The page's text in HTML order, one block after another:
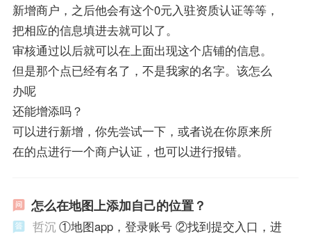
新增商户，之后他会有这个0元入驻资质认证等等，
把相应的信息填进去就可以了。
审核通过以后就可以在上面出现这个店铺的信息。
但是那个点已经有名了，不是我家的名字。该怎么
办呢
还能增添吗？
可以进行新增，你先尝试一下，或者说在你原来所
在的点进行一个商户认证，也可以进行报错。
怎么在地图上添加自己的位置？
哲沉 ①地图app，登录账号 ②找到提交入口，进